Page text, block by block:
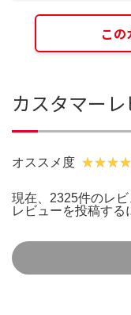
この
カスタマーレ
オススメ度
現在、2325件のレビ
レビューを投稿する